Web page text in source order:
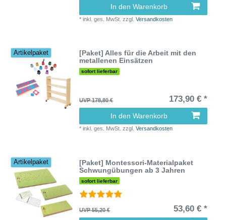
In den Warenkorb
*inkl. ges. MwSt. zzgl.Versandkosten
Artikelpaket
[Paket] Alles für die Arbeit mit den
metallenen Einsätzen
sofort lieferbar
UVP 178,80 € 173,90 € *
In den Warenkorb
*inkl. ges. MwSt. zzgl.Versandkosten
Artikelpaket
[Paket] Montessori-Materialpaket
Schwungübungen ab 3 Jahren
sofort lieferbar
UVP 55,20 € 53,60 € *